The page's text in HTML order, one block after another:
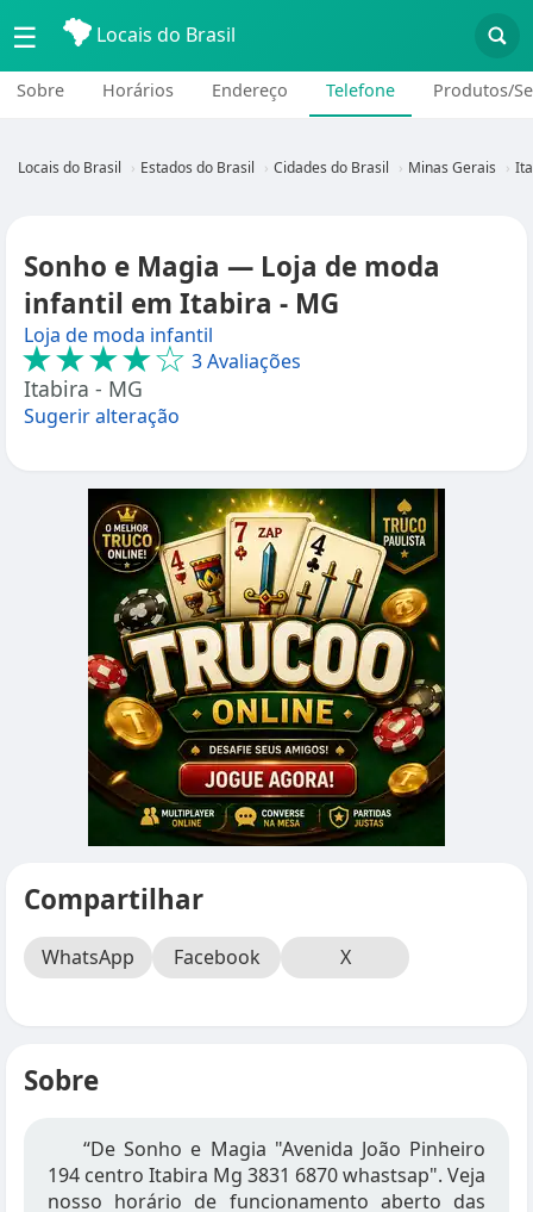
☰ Locais do Brasil
Sobre Horários Endereço Telefone Produtos/
Locais do Brasil Estados do Brasil Cidades do Brasil Minas Gerais
Sonho e Magia — Loja de moda
infantil em Itabira - MG
Loja de moda infantil
★★★★☆3 Avaliações
Itabira - MG
Sugerir alteração
Compartilhar
WhatsApp Facebook X
Sobre
“De Sonho e Magia "Avenida João Pinheiro
194 centro Itabira Mg 3831 6870 whastsap". Veja
nosso horário de funcionamento aberto das